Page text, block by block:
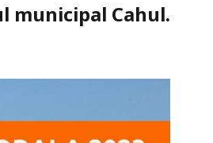
municipal Cahul.